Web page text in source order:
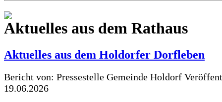
Aktuelles aus dem Rathaus
Aktuelles aus dem Holdorfer Dorfleben
Bericht von: Pressestelle Gemeinde Holdorf
19.06.2026